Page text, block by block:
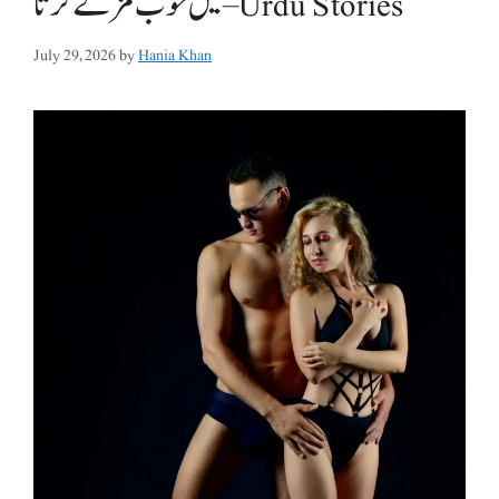
July 29, 2026byHania Khan